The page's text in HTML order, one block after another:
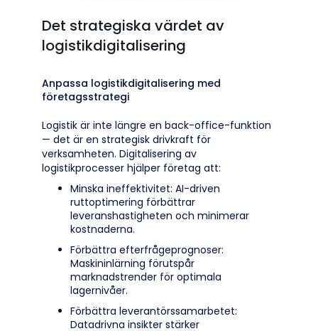
Det strategiska värdet av
logistikdigitalisering
Anpassa logistikdigitalisering med
företagsstrategi
Logistik är inte längre en back-office-funktion
— det är en strategisk drivkraft för
verksamheten. Digitalisering av
logistikprocesser hjälper företag att:
Minska ineffektivitet: AI-driven
ruttoptimering förbättrar
leveranshastigheten och minimerar
kostnaderna.
Förbättra efterfrågeprognoser:
Maskininlärning förutspår
marknadstrender för optimala
lagernivåer.
Förbättra leverantörssamarbetet:
Datadrivna insikter stärker